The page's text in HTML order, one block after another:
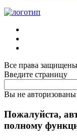
Все права
Введите страницу
Вы не авторизованы
Пожалуйста,
полному